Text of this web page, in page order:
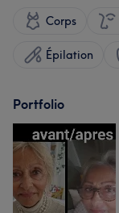
Corps
Épilation
Portfolio